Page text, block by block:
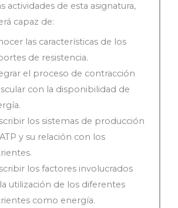
actividades de esta asignatura,
capaz de:
las características de los
de resistencia.
el proceso de contracción
con la disponibilidad de
los sistemas de producción
y su relación con los
los factores involucrados
utilización de los diferentes
como energía.